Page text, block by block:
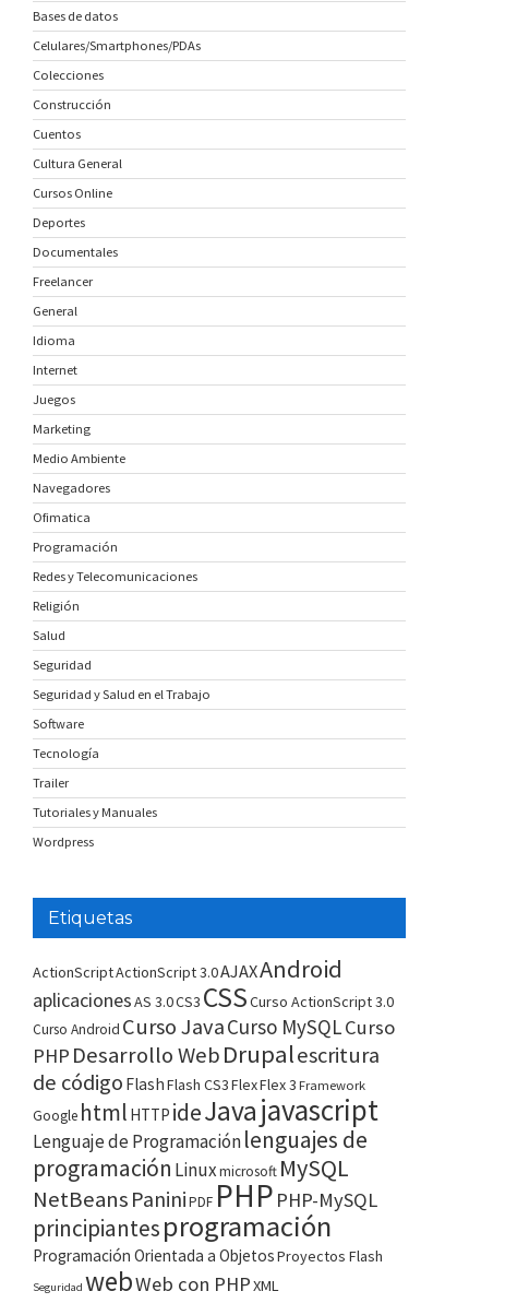
Bases de datos
Celulares/Smartphones/PDAs
Colecciones
Construcción
Cuentos
Cultura General
Cursos Online
Deportes
Documentales
Freelancer
General
Idioma
Internet
Juegos
Marketing
Medio Ambiente
Navegadores
Ofimatica
Programación
Redes y Telecomunicaciones
Religión
Salud
Seguridad
Seguridad y Salud en el Trabajo
Software
Tecnología
Trailer
Tutoriales y Manuales
Wordpress
Etiquetas
ActionScriptActionScript 3.0AJAXAndroid
aplicacionesAS 3.0CS3 CSSCurso ActionScript 3.0
Curso Android Curso JavaCurso MySQLCurso
PHP Desarrollo WebDrupalescritura
de código FlashFlash CS3FlexFlex 3 Framework
Google html HTTP ideJavajavascript
Lenguaje de Programaciónlenguajes de
programación Linuxmicrosoft MySQL
NetBeans PaniniPDF PHP PHP-MySQL
principiantesprogramación
Programación Orientada a ObjetosProyectos Flash
Seguridad webWeb con PHPXML